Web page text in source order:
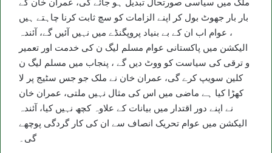
بار بار جھوٹ بول کر اپنے الزامات کو سچ ثابت کرنا چاہتے ہیں
، عوام اب ان کے بے بنیاد پروپگنڈے میں نہیں آئیں گے، آئندہ
الیکشن میں پاکستانی عوام مسلم لیگ ن کی خدمت اور تعمیر
و ترقی کی سیاست کو ووٹ دیں گے ، پنجاب میں مسلم لیگ ن
کلین سویپ کرے گی، عمران خان نے ملک جو جس سٹیج پر لا
کھڑا کیا ہے ماضی میں اس کی مثال نہیں ملتی، عمران خان
نے اپنے دور اقتدار میں بیانات کے علاوہ کچھ نہیں کیا، آئندہ
الیکشن میں عوام تحریک انصاف سے ان کی کار گردگی پوچھے
گی۔